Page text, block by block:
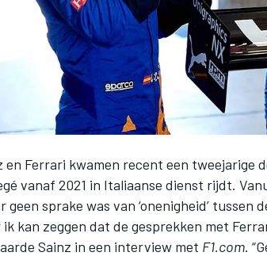
DTM
en Ferrari kwamen recent een tweejarige
vanaf 2021 in Italiaanse dienst rijdt.
geen sprake was van ‘onenigheid’
ik kan zeggen dat de gesprekken met
Sainz in een interview met F1.com.